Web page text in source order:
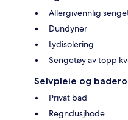
Allergivennlig
Dundyner
Lydisolering
Sengetøy av topp
Selvpleie og
Privat bad
Regndusjhode